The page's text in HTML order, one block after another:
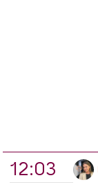
12:03